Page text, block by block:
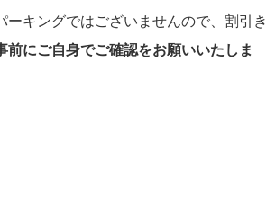
キングではございませんので、割引き
にご自身でご確認をお願いいたしま